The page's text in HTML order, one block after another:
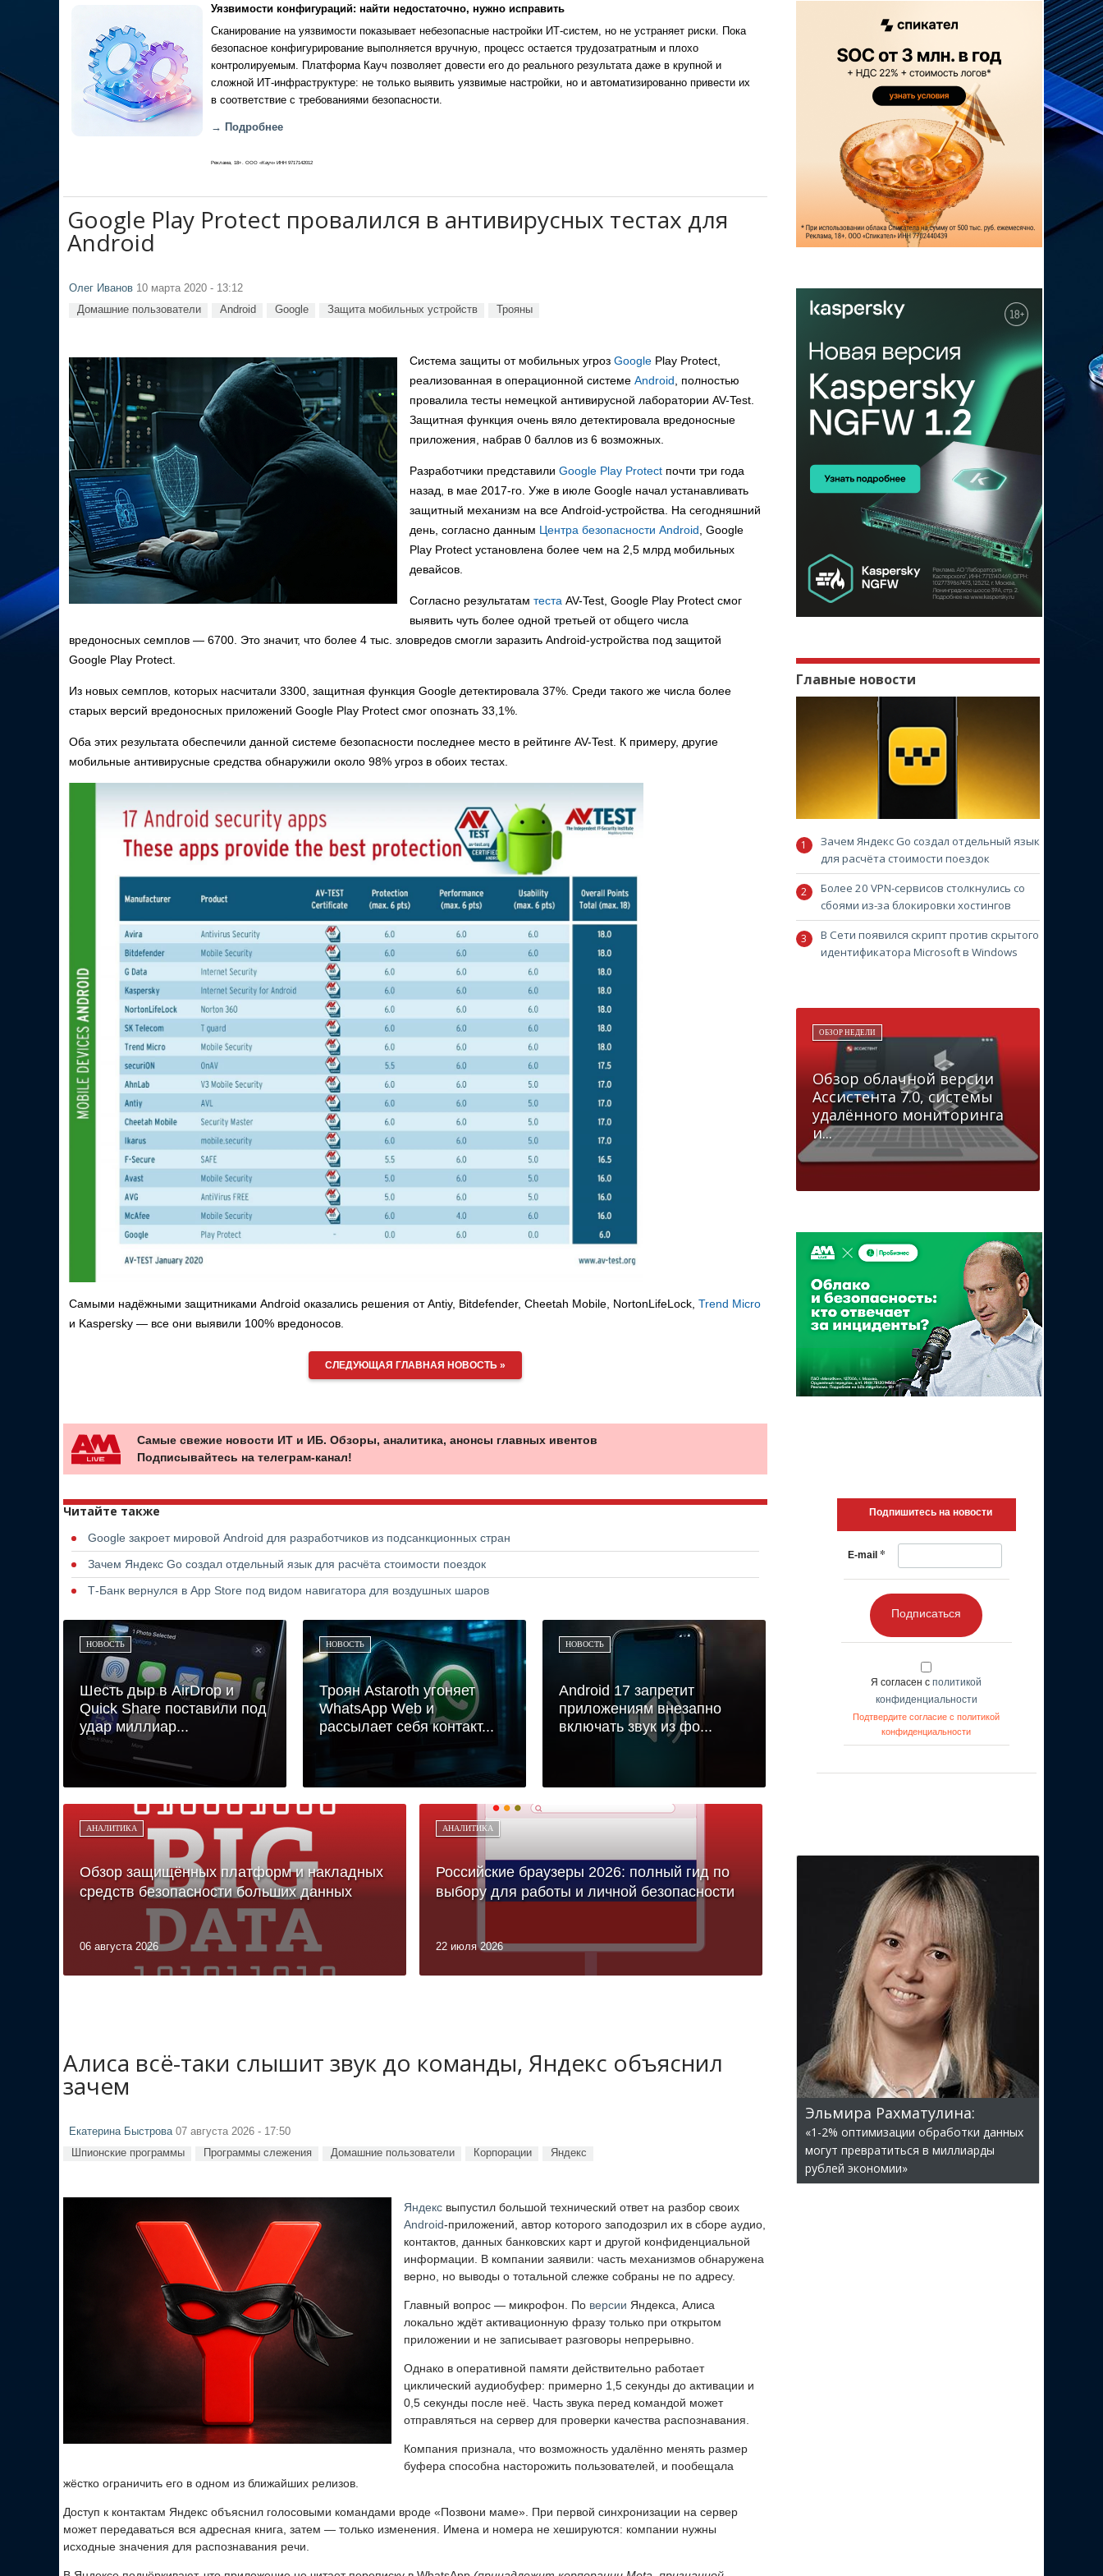
Уязвимости конфигураций: найти недостаточно, нужно исправить
Сканирование на уязвимости показывает небезопасные настройки ИТ-систем, но не устраняет риски. Пока
безопасное конфигурирование выполняется вручную, процесс остается трудозатратным и плохо
контролируемым. Платформа Кауч позволяет довести его до реального результата даже в крупной и
сложной ИТ-инфраструктуре: не только выявить уязвимые настройки, но и автоматизированно привести их
в соответствие с требованиями безопасности.
→ Подробнее
Реклама, 18+. ООО «Кауч» ИНН 9717142012
Google Play Protect провалился в антивирусных тестах для
Android
Олег Иванов 10 марта 2020 - 13:12
Домашние пользователи Android Google Защита мобильных устройств Трояны
Система защиты от мобильных угроз Google Play Protect,
реализованная в операционной системе Android , полностью
провалила тесты немецкой антивирусной лаборатории AV-Test.
Защитная функция очень вяло детектировала вредоносные
приложения, набрав 0 баллов из 6 возможных.
Разработчики представили Google Play Protect почти три года
назад, в мае 2017-го. Уже в июле Google начал устанавливать
защитный механизм на все Android-устройства. На сегодняшний
день, согласно данным Центра безопасности Android , Google
Play Protect установлена более чем на 2,5 млрд мобильных
девайсов.
Согласно результатам теста AV-Test, Google Play Protect смог
выявить чуть более одной третьей от общего числа
вредоносных семплов — 6700. Это значит, что более 4 тыс. зловредов смогли заразить Android-устройства под защитой
Google Play Protect.
Из новых семплов, которых насчитали 3300, защитная функция Google детектировала 37%. Среди такого же числа более
старых версий вредоносных приложений Google Play Protect смог опознать 33,1%.
Оба этих результата обеспечили данной системе безопасности последнее место в рейтинге AV-Test. К примеру, другие
мобильные антивирусные средства обнаружили около 98% угроз в обоих тестах.
Самыми надёжными защитниками Android оказались решения от Antiy, Bitdefender, Cheetah Mobile, NortonLifeLock, Trend Micro
и Kaspersky — все они выявили 100% вредоносов.
СЛЕДУЮЩАЯ ГЛАВНАЯ НОВОСТЬ »
Самые свежие новости ИТ и ИБ. Обзоры, аналитика, анонсы главных ивентов
Подписывайтесь на телеграм-канал!
Читайте также
Google закроет мировой Android для разработчиков из подсанкционных стран
Зачем Яндекс Go создал отдельный язык для расчёта стоимости поездок
Т-Банк вернулся в App Store под видом навигатора для воздушных шаров
НОВОСТЬ
Шесть дыр в AirDrop и
Quick Share поставили под
удар миллиар...
НОВОСТЬ
Троян Astaroth угоняет
WhatsApp Web и
рассылает себя контакт...
НОВОСТЬ
Android 17 запретит
приложениям внезапно
включать звук из фо...
АНАЛИТИКА
Обзор защищённых платформ и накладных
средств безопасности больших данных
06 августа 2026
АНАЛИТИКА
Российские браузеры 2026: полный гид по
выбору для работы и личной безопасности
22 июля 2026
Алиса всё-таки слышит звук до команды, Яндекс объяснил
зачем
Екатерина Быстрова 07 августа 2026 - 17:50
Шпионские программы Программы слежения Домашние пользователи Корпорации Яндекс
Яндекс выпустил большой технический ответ на разбор своих
Android-приложений, автор которого заподозрил их в сборе аудио,
контактов, данных банковских карт и другой конфиденциальной
информации. В компании заявили: часть механизмов обнаружена
верно, но выводы о тотальной слежке собраны не по адресу.
Главный вопрос — микрофон. По версии Яндекса, Алиса
локально ждёт активационную фразу только при открытом
приложении и не записывает разговоры непрерывно.
Однако в оперативной памяти действительно работает
циклический аудиобуфер: примерно 1,5 секунды до активации и
0,5 секунды после неё. Часть звука перед командой может
отправляться на сервер для проверки качества распознавания.
Компания признала, что возможность удалённо менять размер
буфера способна насторожить пользователей, и пообещала
жёстко ограничить его в одном из ближайших релизов.
Доступ к контактам Яндекс объяснил голосовыми командами вроде «Позвони маме». При первой синхронизации на сервер
может передаваться вся адресная книга, затем — только изменения. Имена и номера не хешируются: компании нужны
исходные значения для распознавания речи.
Главные новости
Зачем Яндекс Go создал отдельный язык
для расчёта стоимости поездок
Более 20 VPN-сервисов столкнулись со
сбоями из-за блокировки хостингов
В Сети появился скрипт против скрытого
идентификатора Microsoft в Windows
ОБЗОР НЕДЕЛИ
Обзор облачной версии
Ассистента 7.0, системы
удалённого мониторинга
и...
Подпишитесь на новости
E-mail *
Подписаться
Я согласен с политикой
конфиденциальности
Подтвердите согласие с политикой
конфиденциальности
Эльмира Рахматулина:
«1-2% оптимизации обработки данных
могут превратиться в миллиарды
рублей экономии»